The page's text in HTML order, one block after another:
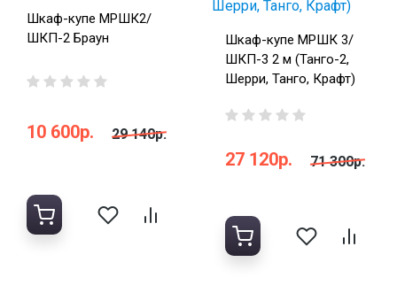
Шкаф-купе МРШК2/
ШКП-2 Браун
10 600р. 29 140р.
Шкаф-купе МРШК 3/
ШКП-3 2 м (Танго-2,
Шерри, Танго, Крафт)
27 120р. 71 300р.